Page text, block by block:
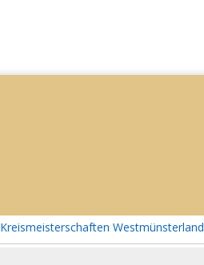
Kreismeisterschaften Westmünsterland